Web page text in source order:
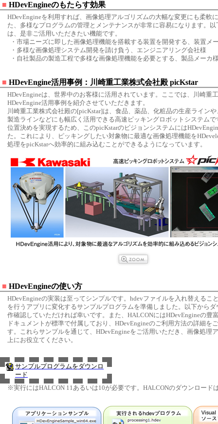
■ HDevEngineのもたらす効果
HDevEngineを利用すれば、画像処理アルゴリズムの大幅な変更にも柔軟
た、多様なプログラムの管理とメンテナンスが非常に容易になります。
は、是非ご活用いただきたい機能です。
・市場ニーズに即した画像処理機能を搭載する装置を開発する、装置メ
・多様な画像処理システム開発を請け負う、エンジニアリング会社様
・自社製品の製造工程で多様な画像処理機能を必要とする、製品メーカ
■ HDevEngine活用事例：川崎重工業株式会社殿 picKstar
HDevEngineは、世界中のお客様に活用されています。ここでは、川崎重
HDevEngine活用事例を紹介させていただきます。
川崎重工業株式会社殿の[picKstar]は、食品、薬品、化粧品の生産ライン
製造ラインなどにも幅広く活用できる高速ピッキングロボットシステム
位置決めを実現するため、このpicKstarのビジョンシステムには
た。これにより、ピッキングしたい対象物に最適な画像処理機能を
処理をpicKstarへ効率的に組み込むことができるようになっています。
■ HDevEngineの使い方
HDevEngineの実装は至ってシンプルです。hdevファイルを入れ替えるこ
を行うアプリに変化するサンプルプログラムを準備しました。以下から
作確認していただければ幸いです。また、HALCONにはHDevEngineの豊
ドキュメントが標準で付属しており、HDevEngineのご利用方法の詳細を
す。これらサンプルを通じて、HDevEngineをご活用いただき、画像処理
上にお役立てください。
サンプルプログラムをダウンロ
ード
※実行にはHALCON 11あるいは10が必要です。HALCONのダウンロード